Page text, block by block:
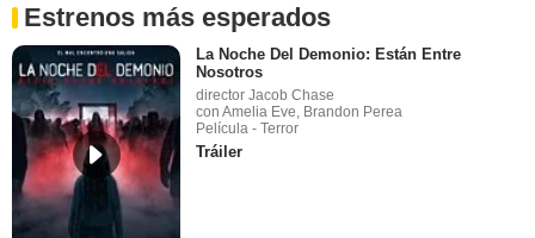
Estrenos más esperados
La Noche Del Demonio: Están Entre
Nosotros
director Jacob Chase
con Amelia Eve, Brandon Perea
Película - Terror
Tráiler